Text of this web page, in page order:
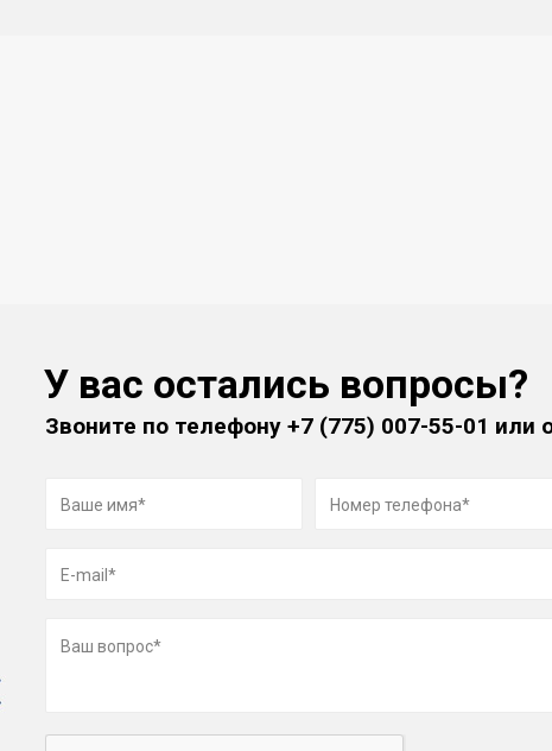
У вас остались вопросы?
Звоните по телефону+7 (775) 007-55-01 или